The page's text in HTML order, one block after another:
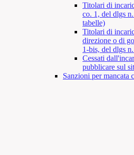
Titolari di
co. 1, del dlgs
tabelle)
Titolari di
direzione o di
1-bis, del dlgs
Cessati
pubblicare sul
Sanzioni per mancata